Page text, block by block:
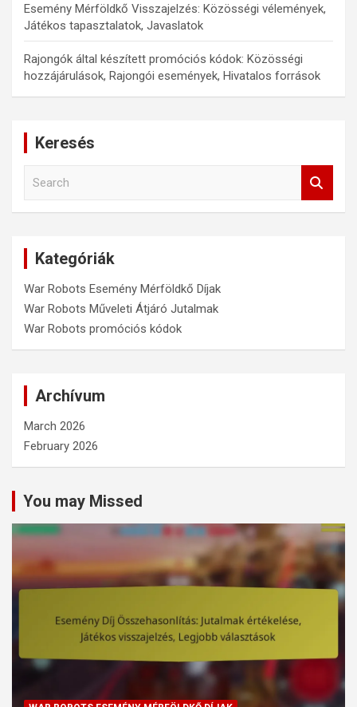
Esemény Mérföldkő Visszajelzés: Közösségi vélemények,
Játékos tapasztalatok, Javaslatok
Rajongók által készített promóciós kódok: Közösségi
hozzájárulások, Rajongói események, Hivatalos források
Keresés
Kategóriák
War Robots Esemény Mérföldkő Díjak
War Robots Műveleti Átjáró Jutalmak
War Robots promóciós kódok
Archívum
March 2026
February 2026
You may Missed